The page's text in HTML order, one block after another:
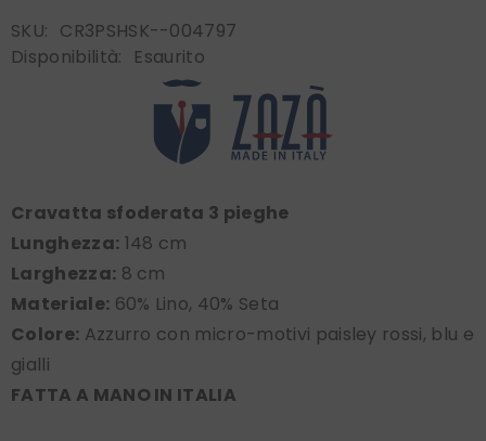
SKU: CR3PSHSK--004797
Disponibilità:
Esaurito
Cravatta sfoderata 3 pieghe
Lunghezza: 148 cm
Larghezza: 8 cm
Materiale: 60% Lino, 40% Seta
Colore: Azzurro con micro-motivi paisley rossi, blu e
gialli
FATTA A MANO IN ITALIA